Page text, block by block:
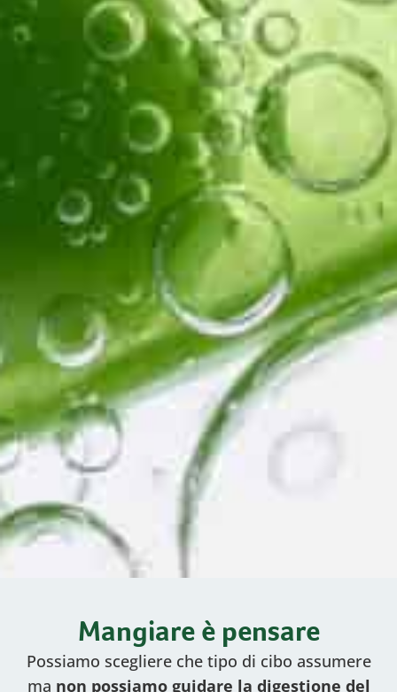
Mangiare è pensare
Possiamo scegliere che tipo di cibo assumere
ma non possiamo guidare la digestione del